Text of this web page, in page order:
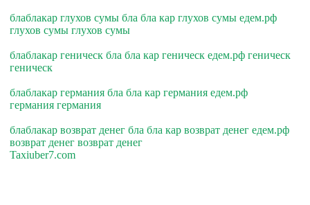
блаблакар глухов сумы бла бла кар глухов сумы едем.рф
глухов сумы глухов сумы
блаблакар геническ бла бла кар геническ едем.рф геническ
геническ
блаблакар германия бла бла кар германия едем.рф
германия германия
блаблакар возврат денег бла бла кар возврат денег едем.рф
возврат денег возврат денег
Taxiuber7.com